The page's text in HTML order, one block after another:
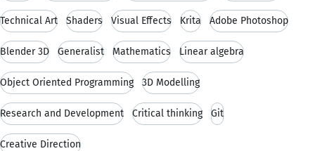
Technical Art Shaders Visual Effects Krita Adobe Photoshop
Blender 3D Generalist Mathematics Linear algebra
Object Oriented Programming 3D Modelling
Research and Development Critical thinking Git
Creative Direction